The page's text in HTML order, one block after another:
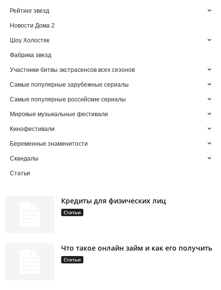
Рейтинг звезд
Новости Дома 2
Шоу Холостяк
Фабрика звезд
Участники битвы экстрасенсов всех сезонов
Самые популярные зарубежные сериалы
Самые популярные российские сериалы
Мировые музыкальные фестивали
Кинофестивали
Беременные знаменитости
Скандалы
Статьи
Кредиты для физических лиц
Статьи
Что такое онлайн займ и как его получить
Статьи